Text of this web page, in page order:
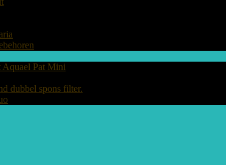
Aquael Pat Mini
dubbel spons filter.